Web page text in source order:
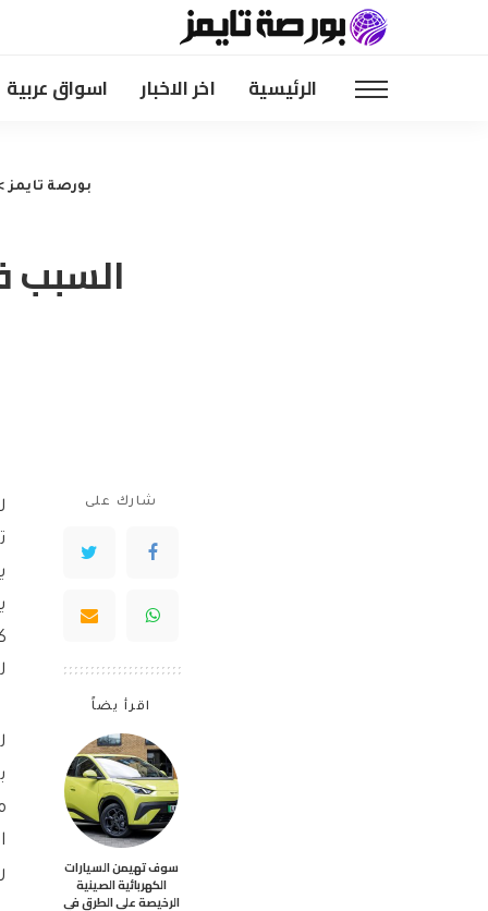
الرئيسية اخر الاخبار اسواق عربية
بورصة تايمز
السبب
شارك على
اقرأ يضاً
سوف تهيمن السيارات
الكهربائية الصينية
الرخيصة على الطرق في